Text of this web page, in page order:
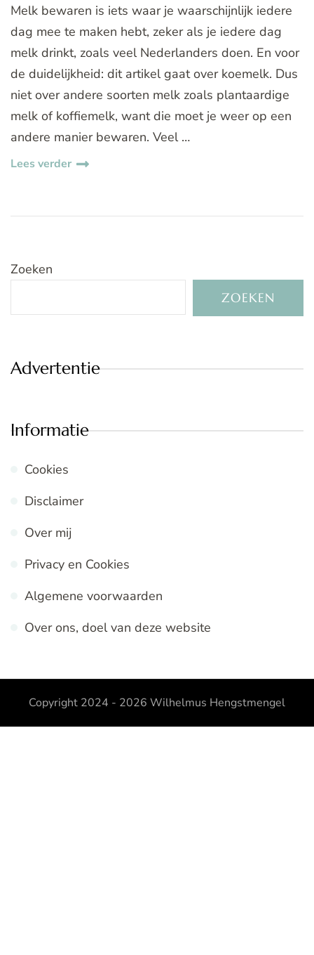
Melk bewaren is iets waar je waarschijnlijk iedere
dag mee te maken hebt, zeker als je iedere dag
melk drinkt, zoals veel Nederlanders doen. En voor
de duidelijkheid: dit artikel gaat over koemelk. Dus
niet over andere soorten melk zoals plantaardige
melk of koffiemelk, want die moet je weer op een
andere manier bewaren. Veel …
Lees verder
Zoeken
ZOEKEN
Advertentie
Informatie
Cookies
Disclaimer
Over mij
Privacy en Cookies
Algemene voorwaarden
Over ons, doel van deze website
Copyright 2024 - 2026 Wilhelmus Hengstmengel